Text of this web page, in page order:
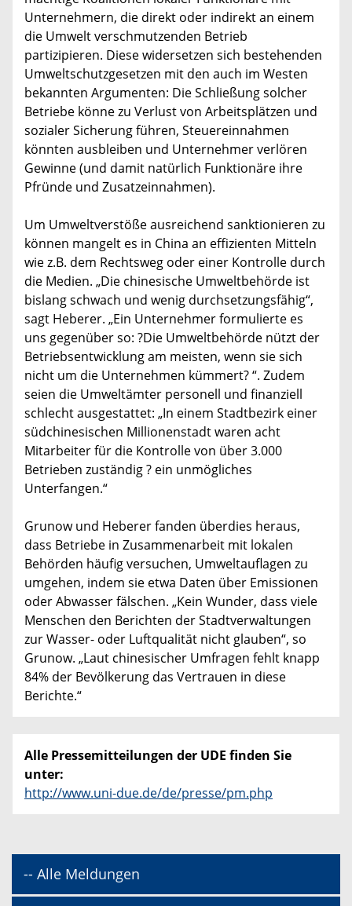
Unternehmern, die direkt oder indirekt an einem
die Umwelt verschmutzenden Betrieb
partizipieren. Diese widersetzen sich bestehenden
Umweltschutzgesetzen mit den auch im Westen
bekannten Argumenten: Die Schließung solcher
Betriebe könne zu Verlust von Arbeitsplätzen und
sozialer Sicherung führen, Steuereinnahmen
könnten ausbleiben und Unternehmer verlören
Gewinne (und damit natürlich Funktionäre ihre
Pfründe und Zusatzeinnahmen).
Um Umweltverstöße ausreichend sanktionieren zu
können mangelt es in China an effizienten Mitteln
wie z.B. dem Rechtsweg oder einer Kontrolle durch
die Medien. „Die chinesische Umweltbehörde ist
bislang schwach und wenig durchsetzungsfähig“,
sagt Heberer. „Ein Unternehmer formulierte es
uns gegenüber so: ?Die Umweltbehörde nützt der
Betriebsentwicklung am meisten, wenn sie sich
nicht um die Unternehmen kümmert? “. Zudem
seien die Umweltämter personell und finanziell
schlecht ausgestattet: „In einem Stadtbezirk einer
südchinesischen Millionenstadt waren acht
Mitarbeiter für die Kontrolle von über 3.000
Betrieben zuständig ? ein unmögliches
Unterfangen.“
Grunow und Heberer fanden überdies heraus,
dass Betriebe in Zusammenarbeit mit lokalen
Behörden häufig versuchen, Umweltauflagen zu
umgehen, indem sie etwa Daten über Emissionen
oder Abwasser fälschen. „Kein Wunder, dass viele
Menschen den Berichten der Stadtverwaltungen
zur Wasser- oder Luftqualität nicht glauben“, so
Grunow. „Laut chinesischer Umfragen fehlt knapp
84% der Bevölkerung das Vertrauen in diese
Berichte.“
Alle Pressemitteilungen der UDE finden Sie
unter:
http://www.uni-due.de/de/presse/pm.php
-- Alle Meldungen